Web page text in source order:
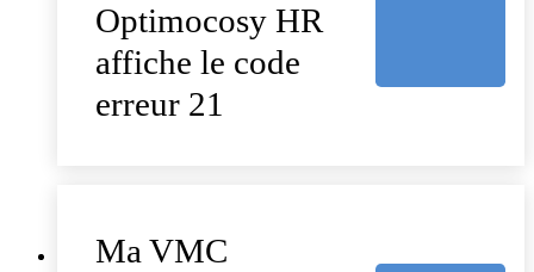
Optimocosy HR
affiche le code
erreur 21
Ma VMC